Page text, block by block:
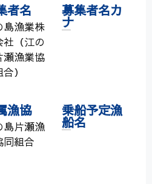
者名
島漁業株
社（江の
瀬漁業協
）
募集者名カ
ナ
漁協
島片瀬漁
同組合
乗船予定漁
船名